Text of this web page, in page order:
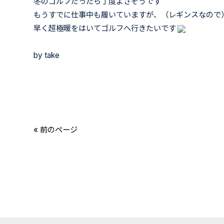
もうすでに仕事中も履いていますが、（レギンスなの
早く超極暖をはいてゴルフへ行きたいです
by take
« 前のページ